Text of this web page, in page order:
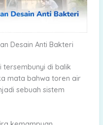
Desain Anti Bakteri
tersembunyi di balik
mata bahwa toren air
sebuah sistem